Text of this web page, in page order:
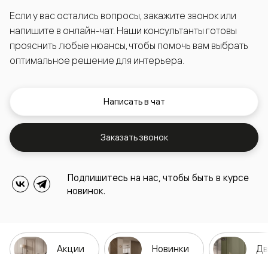
Если у вас остались вопросы, закажите звонок или
напишите в онлайн-чат. Наши консультанты готовы
прояснить любые нюансы, чтобы помочь вам выбрать
оптимальное решение для интерьера.
Написать в чат
Заказать звонок
Подпишитесь на нас, чтобы быть в курсе
новинок.
Акции Новинки